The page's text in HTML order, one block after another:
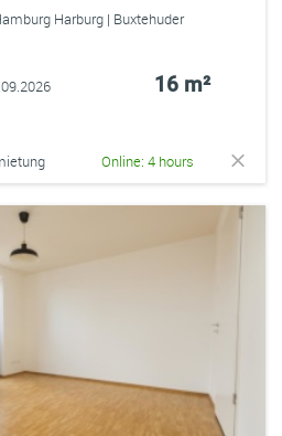
Harburg | Buxtehuder
16 m²
Online: 4 hours